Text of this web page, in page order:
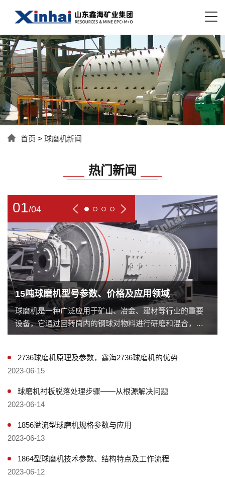
首页 > 球磨机新闻
热门新闻
15吨球磨机型号参数、价格及应用领域
球磨机是一种广泛应用于矿山、冶金、建材等行业的重要
设备，它通过回转筒内的钢球对物料进行研磨和混合，使
物料达到所需的颗粒度和混合度。本文将重点介绍一款重
业制造中的重要性。
01/04
2736球磨机原理及参数，鑫海2736球磨机的优势
2023-06-15
球磨机衬板脱落处理步骤——从根源解决问题
2023-06-14
1856溢流型球磨机规格参数与应用
2023-06-13
1864型球磨机技术参数、结构特点及工作流程
2023-06-12